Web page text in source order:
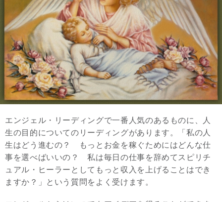
エンジェル・リーディングで一番人気のあるものに、人
生の目的についてのリーディングがあります。「私の人
生はどう進むの？ もっとお金を稼ぐためにはどんな仕
事を選べばいいの？ 私は毎日の仕事を辞めてスピリチ
ュアル・ヒーラーとしてもっと収入を上げることはでき
ますか？」という質問をよく受けます。